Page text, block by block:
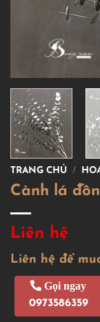
TRANG CHỦ /
Cành lá
Liên hệ
Liên hệ để
Gọi ngay
0973586359